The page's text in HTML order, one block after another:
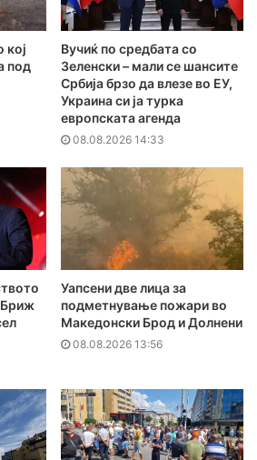
кој
под
Вучиќ по средбата со
Зеленски – мали се шансите
Србија брзо да влезе во ЕУ,
Украина си ја турка
европската агенда
08.08.2026 14:33
Бриж
Уапсени две лица за
подметнување пожари во
Македонски Брод и Долнени
08.08.2026 13:56